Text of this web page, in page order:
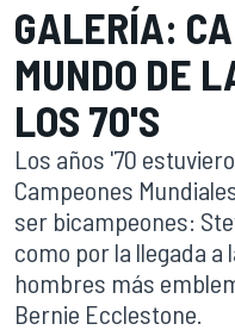
GALERÍA:
MUNDO DE
LOS 70'S
Los años '70
Campeones
ser bicampeones:
como por la llegada a
hombres más
Bernie Ecclestone.